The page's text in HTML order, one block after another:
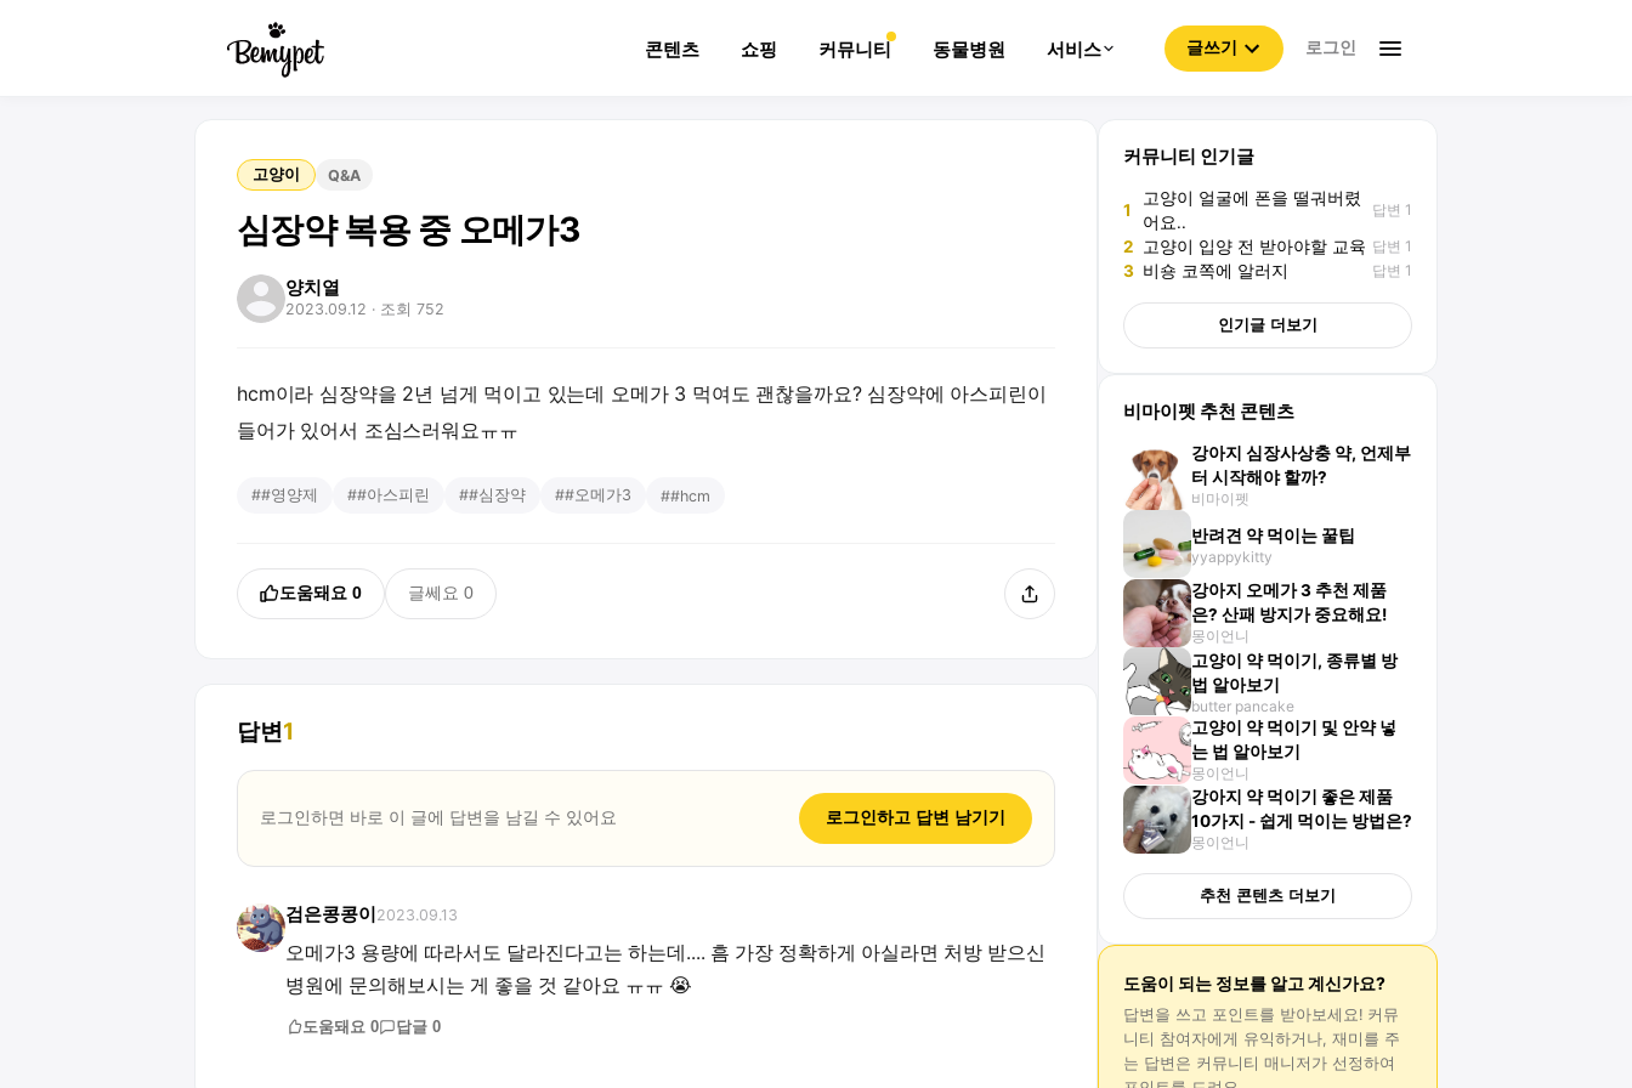
콘텐츠 쇼핑 커뮤니티 동물병원 서비스 글쓰기 로그인
고양이 Q&A
심장약 복용 중 오메가3
양치열
2023.09.12 · 조회 752
hcm이라 심장약을 2년 넘게 먹이고 있는데 오메가 3 먹여도 괜찮을까요? 심장약에 아스피린이
들어가 있어서 조심스러워요ㅠㅠ
##영양제 ##아스피린 ##심장약 ##오메가3 ##hcm
도움돼요 0 글쎄요 0
답변1
로그인하면 바로 이 글에 답변을 남길 수 있어요 로그인하고 답변 남기기
검은콩콩이 2023.09.13
오메가3 용량에 따라서도 달라진다고는 하는데.... 흠 가장 정확하게 아실라면 처방 받으신
병원에 문의해보시는 게 좋을 것 같아요 ㅠㅠ 😭
도움돼요 0 답글 0
커뮤니티 인기글
1
고양이 얼굴에 폰을 떨궈버렸
어요..
답변 1
2 고양이 입양 전 받아야할 교육 답변 1
3 비숑 코쪽에 알러지 답변 1
인기글 더보기
비마이펫 추천 콘텐츠
강아지 심장사상충 약, 언제부
터 시작해야 할까?
비마이펫
반려견 약 먹이는 꿀팁
yyappykitty
강아지 오메가 3 추천 제품
은? 산패 방지가 중요해요!
몽이언니
고양이 약 먹이기, 종류별 방
법 알아보기
butter pancake
고양이 약 먹이기 및 안약 넣
는 법 알아보기
몽이언니
강아지 약 먹이기 좋은 제품
10가지 - 쉽게 먹이는 방법은?
몽이언니
추천 콘텐츠 더보기
도움이 되는 정보를 알고 계신가요?
답변 을 쓰고 포인트를 받아보세요! 커뮤
니티 참여자에게 유익하거나, 재미를 주
는 답변 은 커뮤니티 매니저가 선정하여